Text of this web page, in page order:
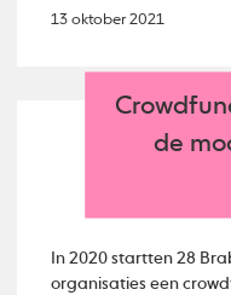
13 oktober 2021
de
In 2020 startten 28
organisaties een